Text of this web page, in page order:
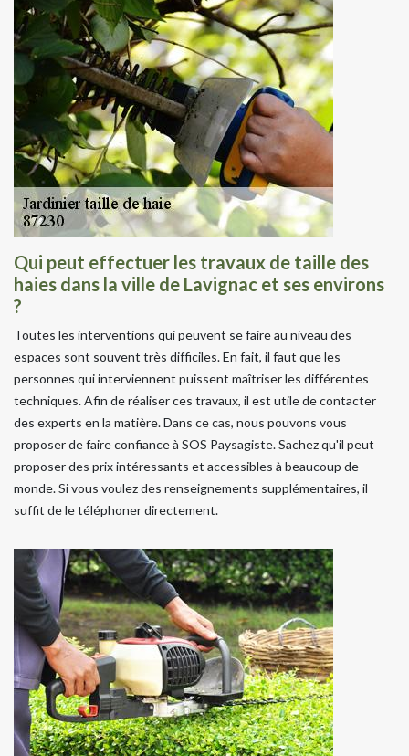
Qui peut effectuer les travaux de taille des
haies dans la ville de Lavignac et ses environs
?
Toutes les interventions qui peuvent se faire au niveau des
espaces sont souvent très difficiles. En fait, il faut que les
personnes qui interviennent puissent maîtriser les différentes
techniques. Afin de réaliser ces travaux, il est utile de contacter
des experts en la matière. Dans ce cas, nous pouvons vous
proposer de faire confiance à SOS Paysagiste. Sachez qu'il peut
proposer des prix intéressants et accessibles à beaucoup de
monde. Si vous voulez des renseignements supplémentaires, il
suffit de le téléphoner directement.